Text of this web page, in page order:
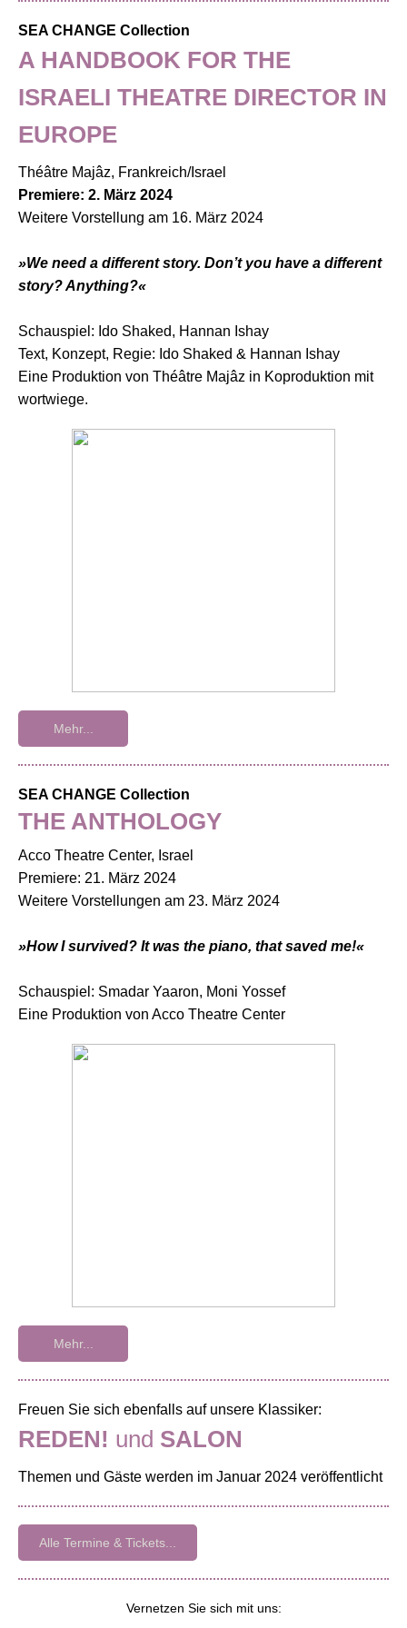
SEA CHANGE Collection
A HANDBOOK FOR THE
ISRAELI THEATRE DIRECTOR IN
EUROPE
Théâtre Majâz, Frankreich/Israel
Premiere: 2. März 2024
Weitere Vorstellung am 16. März 2024
»We need a different story. Don’t you have a different
story?Anything?«
Schauspiel: Ido Shaked, Hannan Ishay
Text, Konzept, Regie: Ido Shaked & Hannan Ishay
Eine Produktion von Théâtre Majâz in Koproduktion mit
wortwiege.
Mehr...
SEA CHANGE Collection
THE ANTHOLOGY
Acco Theatre Center, Israel
Premiere: 21. März 2024
Weitere Vorstellungen am 23. März 2024
»How I survived? It was the piano, that saved me!«
Schauspiel: Smadar Yaaron, Moni Yossef
Eine Produktion von Acco Theatre Center
Mehr...
Freuen Sie sich ebenfalls auf unsere Klassiker:
REDEN! und SALON
Themen und Gäste werden im Januar 2024 veröffentlicht
Alle Termine & Tickets...
Vernetzen Sie sich mit uns: